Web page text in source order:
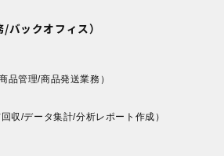
バックオフィス）
商品管理/商品発送業務）
収/データ集計/分析レポート作成）